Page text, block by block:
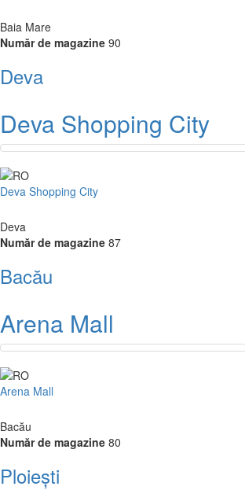
Baia Mare
Număr de magazine 90
Deva
Deva Shopping City
Deva Shopping City
Deva
Număr de magazine 87
Bacău
Arena Mall
Arena Mall
Bacău
Număr de magazine 80
Ploiești